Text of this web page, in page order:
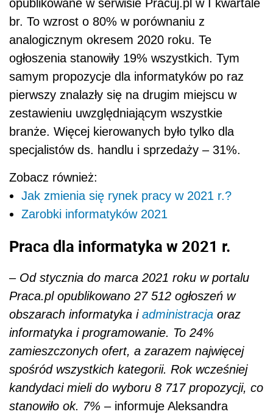
opublikowane w serwisie Pracuj.pl w I kwartale
br. To wzrost o 80% w porównaniu z
analogicznym okresem 2020 roku. Te
ogłoszenia stanowiły 19% wszystkich. Tym
samym propozycje dla informatyków po raz
pierwszy znalazły się na drugim miejscu w
zestawieniu uwzględniającym wszystkie
branże. Więcej kierowanych było tylko dla
specjalistów ds. handlu i sprzedaży – 31%.
Zobacz również:
Jak zmienia się rynek pracy w 2021 r.?
Zarobki informatyków 2021
Praca dla informatyka w 2021 r.
– Od stycznia do marca 2021 roku w portalu
Praca.pl opublikowano 27 512 ogłoszeń w
obszarach informatyka i administracja oraz
informatyka i programowanie. To 24%
zamieszczonych ofert, a zarazem najwięcej
spośród wszystkich kategorii. Rok wcześniej
kandydaci mieli do wyboru 8 717 propozycji, co
stanowiło ok. 7% – informuje Aleksandra